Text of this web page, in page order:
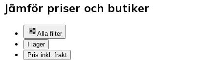
Jämför priser och butiker
Alla filter
I lager
Pris inkl. frakt